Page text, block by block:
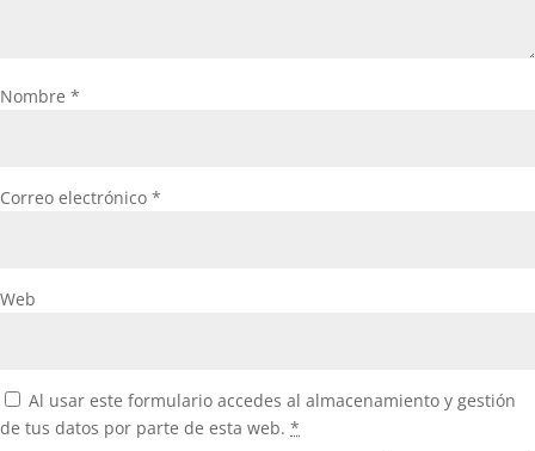
Nombre *
Correo electrónico *
Web
Al usar este formulario accedes al almacenamiento y gestión
de tus datos por parte de esta web. *